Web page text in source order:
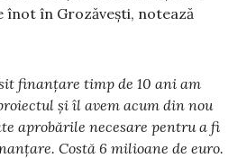
înot în Grozăvești, notează
finanțare timp de 10 ani am
și îl avem acum din nou
aprobările necesare pentru a fi
Costă 6 milioane de euro.